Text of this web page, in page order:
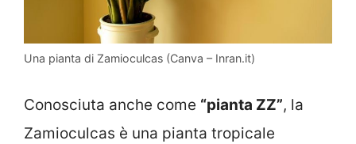
Una pianta di Zamioculcas (Canva – Inran.it)
Conosciuta anche come “pianta ZZ”, la
Zamioculcas è una pianta tropicale